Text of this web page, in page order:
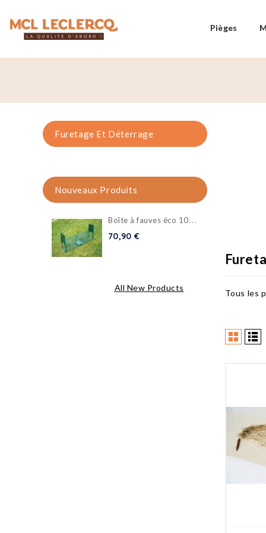
Pièges
Furetage Et Déterrage
Nouveaux Produits
B
oîte à fauves éco 102x25x25cm
70,90 €
All New Products
Tous les